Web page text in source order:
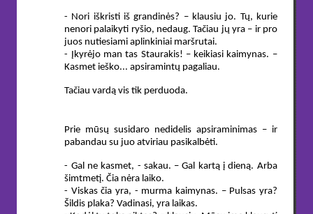
- Nori iškristi iš grandinės? – klausiu jo. Tų, kurie
nenori palaikyti ryšio, nedaug. Tačiau jų yra – ir pro
juos nutiesiami aplinkiniai maršrutai.
- Įkyrėjo man tas Staurakis! – keikiasi kaimynas. –
Kasmet ieško... apsiramintų pagaliau.
Tačiau vardą vis tik perduoda.
Prie mūsų susidaro nedidelis apsiraminimas – ir
pabandau su juo atviriau pasikalbėti.
- Gal ne kasmet, - sakau. – Gal kartą į dieną. Arba
šimtmetį. Čia nėra laiko.
- Viskas čia yra, - murma kaimynas. – Pulsas yra?
Šildis plaka? Vadinasi, yra laikas.